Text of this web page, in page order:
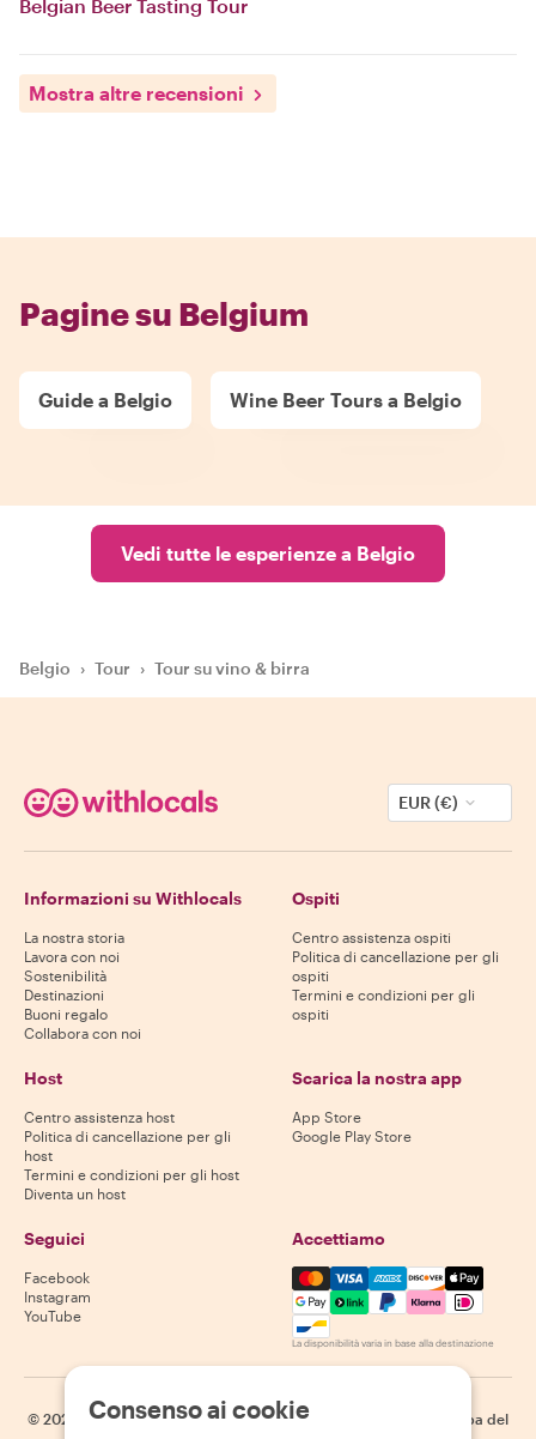
Belgian Beer Tasting Tour
Mostra altre recensioni
Pagine su Belgium
Guide a Belgio Wine Beer Tours a Belgio
Vedi tutte le esperienze a Belgio
Belgio › Tour › Tour su vino & birra
EUR (€)
Informazioni su Withlocals
La nostra storia
Lavora con noi
Sostenibilità
Destinazioni
Buoni regalo
Collabora con noi
Ospiti
Centro assistenza ospiti
Politica di cancellazione per gli
ospiti
Termini e condizioni per gli
ospiti
Host
Centro assistenza host
Politica di cancellazione per gli
host
Termini e condizioni per gli host
Diventa un host
Scarica la nostra app
App Store
Google Play Store
Seguici
Facebook
Instagram
YouTube
Accettiamo
Mastercard, Visa, Amex,
La disponibilità varia in base alla destinazione
© 2026 Withlocals.com | Informativa sulla privacy
Mappa del
Consenso ai cookie